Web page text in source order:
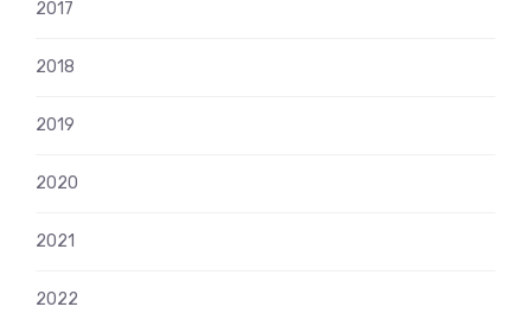
2017
2018
2019
2020
2021
2022